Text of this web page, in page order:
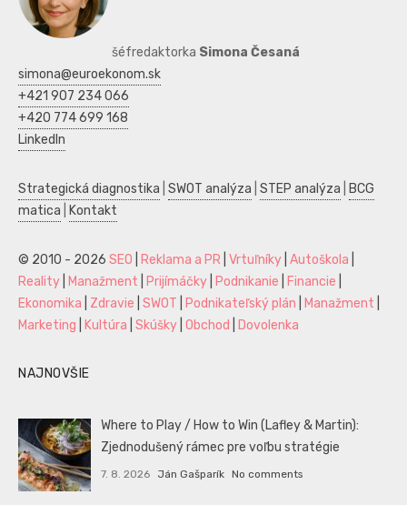
šéfredaktorka Simona Česaná
simona@euroekonom.sk
+421 907 234 066
+420 774 699 168
LinkedIn
Strategická diagnostika SWOT analýza STEP analýza
BCG
matica
Kontakt
© 2010 - 2026 SEO Reklama a PR Vrtuľníky Autoškola
Reality
Manažment Prijímáčky Podnikanie Financie
Ekonomika
Zdravie SWOT Podnikateľský plán Manažment
Marketing
Kultúra Skúšky Obchod Dovolenka
NAJNOVŠIE
Where to Play / How to Win (Lafley & Martin):
Zjednodušený rámec pre voľbu stratégie
7. 8. 2026 Ján Gašparík No comments